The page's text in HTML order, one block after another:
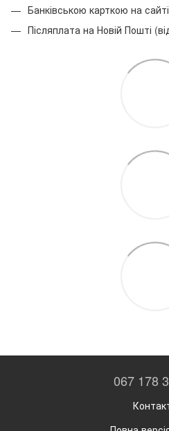
Банківською карткою на
Післяплата на Новій Пошті
067 178